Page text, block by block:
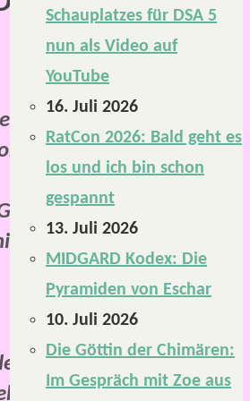
Schauplatzes für DSA 5
nun als Video auf
YouTube
16. Juli 2026
RatCon 2026: Bald geht es
los und ich bin schon
gespannt
13. Juli 2026
MIDGARD Kodex: Die
Pyramiden von Eschar
10. Juli 2026
Die Göttin der Chimären:
Im Gespräch mit Zoe aus